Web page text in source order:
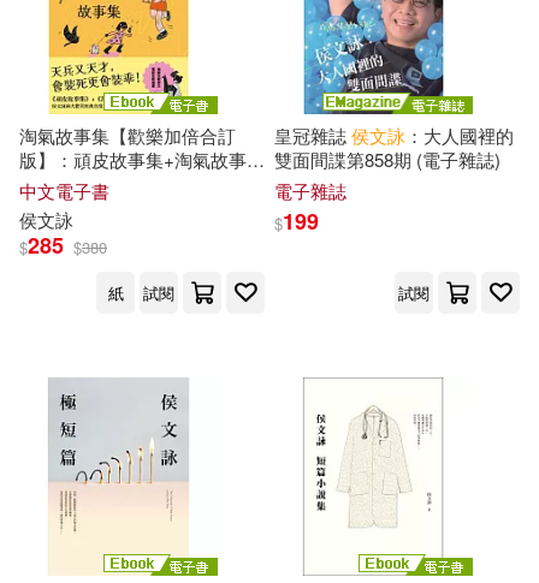
淘氣故事集【歡樂加倍合訂
版】：頑皮故事集+淘氣故事
集，侯文詠
訂，雙倍純真回歸! (電子書)
中文電子書
侯文詠
$285 $380
紙
試閱
皇冠雜誌侯文詠 ：大人國裡的
雙面間諜第858期 (電子雜誌)
電子雜誌
$199
試閱